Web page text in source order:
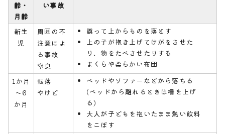
齢・
月齢
い事故
新生
児
周囲の不
注意によ
る事故
窒息
誤って上からものを落とす
上の子が抱き上げてけがをさせた
り、物をたべさせたりする
まくらや柔らかい布団
1か月
～6
か月
転落
やけど
ベッドやソファーなどから落ちる
(ベッドから離れるときは柵を上げ
る)
大人が子どもを抱いたまま熱い飲料
をこぼす